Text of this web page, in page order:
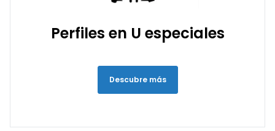
Perfiles en U especiales
Descubre más